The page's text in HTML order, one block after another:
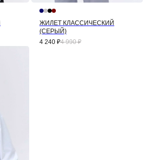
ЖИЛЕТ КЛАССИЧЕСКИЙ
(СЕРЫЙ)
4 240 ₽4 990 ₽